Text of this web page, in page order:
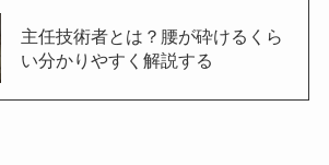
主任技術者とは？腰が砕けるくら
い分かりやすく解説する